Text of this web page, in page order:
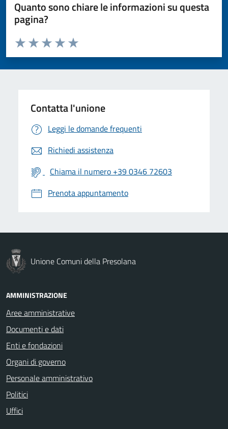
Quanto sono chiare le informazioni su questa
pagina?
Valuta da 1 a 5 stelle la pagina
Valuta 5 stelle su 5
Valuta 4 stelle su 5
Valuta 3 stelle su 5
Valuta 2 stelle su 5
Valuta 1 stelle su 5
Contatta l'unione
Leggi le domande frequenti
Richiedi assistenza
Chiama il numero +39 0346 72603
Prenota appuntamento
Unione Comuni della Presolana
AMMINISTRAZIONE
Aree amministrative
Documenti e dati
Enti e fondazioni
Organi di governo
Personale amministrativo
Politici
Uffici